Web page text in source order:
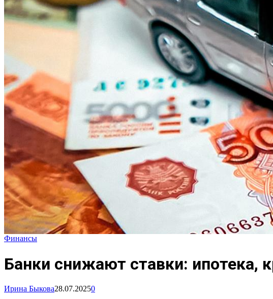
Финансы
Банки снижают ставки:
Ирина Быкова28.07.20250